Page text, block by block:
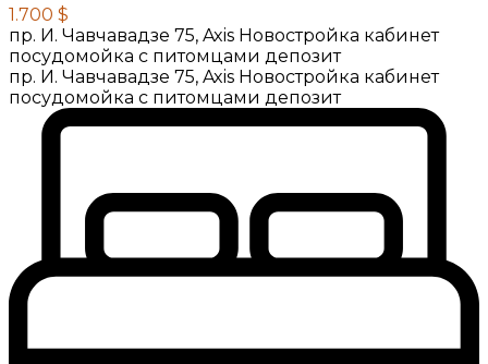
1.700 $
пр. И. Чавчавадзе 75, Axis Новостройка кабинет
посудомойка с питомцами депозит
пр. И. Чавчавадзе 75, Axis Новостройка кабинет
посудомойка с питомцами депозит